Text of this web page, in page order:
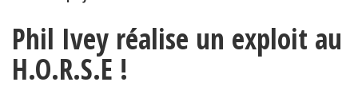
Phil Ivey réalise un exploit au
H.O.R.S.E !